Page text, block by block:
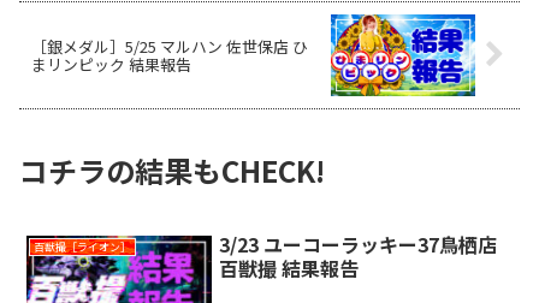
［銀メダル］5/25 マルハン 佐世保店 ひ
まリンピック 結果報告
コチラの結果もCHECK!
百獣撮［ライオン］
3/23 ユーコーラッキー37鳥栖店
百獣撮 結果報告